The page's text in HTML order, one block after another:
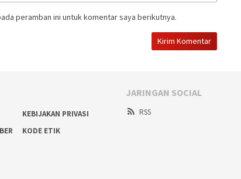
peramban ini untuk komentar saya berikutnya.
KEBIJAKAN PRIVASI
KODE ETIK
JARINGAN SOCIAL
RSS